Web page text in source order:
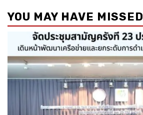
YOU MAY HAVE MISSED